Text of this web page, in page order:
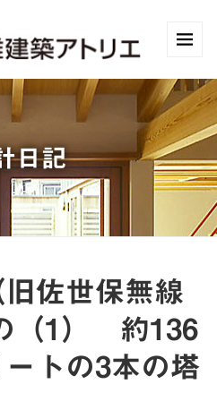
日記
佐世保無線
（1） 約136
トの3本の塔